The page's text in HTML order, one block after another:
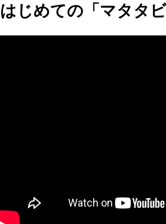
はじめての「マタタ